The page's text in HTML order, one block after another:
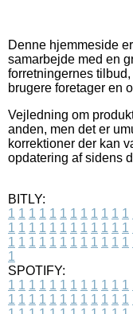
Denne hjemmeside
samarbejde med en
forretningernes
brugere foretager en
Vejledning om
anden, men det er
korrektioner der kan
opdatering af sidens
BITLY:
1 1 1 1 1 1 1 1 1 1 1 1
1 1 1 1 1 1 1 1 1 1 1 1
1 1 1 1 1 1 1 1 1 1 1 1
1
SPOTIFY:
1 1 1 1 1 1 1 1 1 1 1 1
1 1 1 1 1 1 1 1 1 1 1 1